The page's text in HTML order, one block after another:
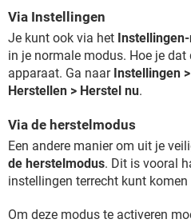
Via Instellingen
Je kunt ook via het
in je normale modus. Hoe je
apparaat. Ga naar Instellingen
Herstellen > Herstel nu.
Via de herstelmodus
Een andere manier om uit je
de herstelmodus. Dit is vooral
instellingen terrecht kunt
Om deze modus te activeren